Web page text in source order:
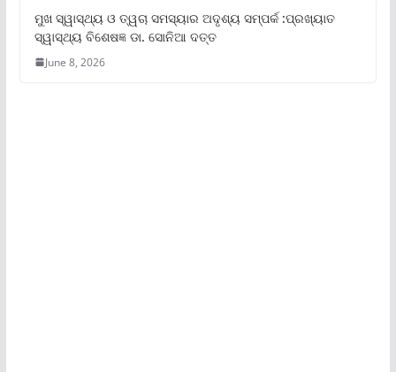
ମୁଖ ସ୍ୱାସ୍ଥ୍ୟ ଓ ତ୍ୱଚା ସମସ୍ୟାର ଅଦୃଶ୍ୟ ସମ୍ପର୍କ :ପ୍ରଖ୍ୟାତ
ସ୍ୱାସ୍ଥ୍ୟ ବିଶେଷଜ୍ଞ ଡା. ସୋନିଆ ଦତ୍ତ
June 8, 2026